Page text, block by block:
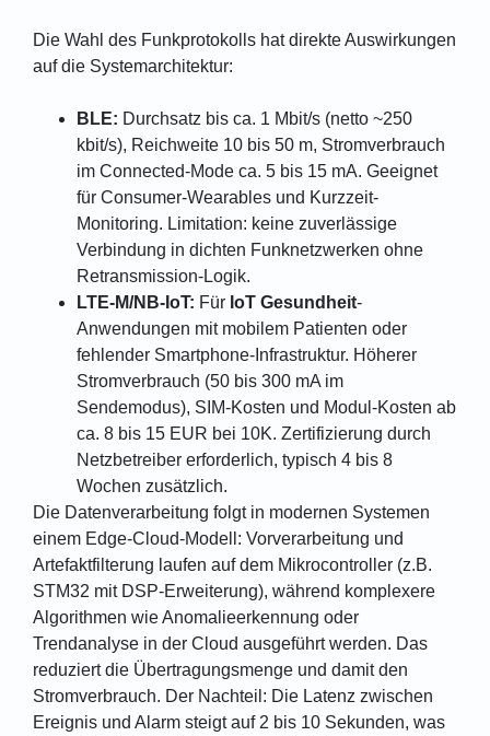
Die Wahl des Funkprotokolls hat direkte Auswirkungen
auf die Systemarchitektur:
BLE: Durchsatz bis ca. 1 Mbit/s (netto ~250
kbit/s), Reichweite 10 bis 50 m, Stromverbrauch
im Connected-Mode ca. 5 bis 15 mA. Geeignet
für Consumer-Wearables und Kurzzeit-
Monitoring. Limitation: keine zuverlässige
Verbindung in dichten Funknetzwerken ohne
Retransmission-Logik.
LTE-M/NB-IoT: Für IoT Gesundheit-
Anwendungen mit mobilem Patienten oder
fehlender Smartphone-Infrastruktur. Höherer
Stromverbrauch (50 bis 300 mA im
Sendemodus), SIM-Kosten und Modul-Kosten ab
ca. 8 bis 15 EUR bei 10K. Zertifizierung durch
Netzbetreiber erforderlich, typisch 4 bis 8
Wochen zusätzlich.
Die Datenverarbeitung folgt in modernen Systemen
einem Edge-Cloud-Modell: Vorverarbeitung und
Artefaktfilterung laufen auf dem Mikrocontroller (z.B.
STM32 mit DSP-Erweiterung), während komplexere
Algorithmen wie Anomalieerkennung oder
Trendanalyse in der Cloud ausgeführt werden. Das
reduziert die Übertragungsmenge und damit den
Stromverbrauch. Der Nachteil: Die Latenz zwischen
Ereignis und Alarm steigt auf 2 bis 10 Sekunden, was